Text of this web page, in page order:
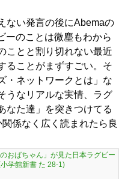
ない発言の後にAbemaの
ーのことは微塵もわから
ことと割り切れない最近
ることがまずすごい。そ
・ネットワークとは」な
うなリアルな実情、ラグ
なた達」を突きつけてる
係なく広く読まれたら良
おばちゃん」が見た日本ラグビー
学館新書 た 28-1)